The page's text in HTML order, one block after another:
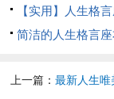
30句【实用】人生格
95条
简洁的人生格言
上一篇：最新人生唯美座右